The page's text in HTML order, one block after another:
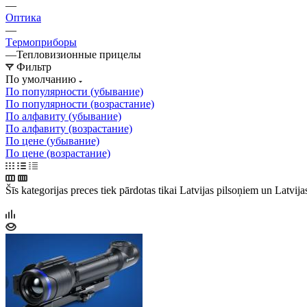
—
Оптика
—
Tермоприборы
—Тепловизионные прицелы
Фильтр
По умолчанию
По популярности (убывание)
По популярности (возрастание)
По алфавиту (убывание)
По алфавиту (возрастание)
По цене (убывание)
По цене (возрастание)
Šīs kategorijas preces tiek pārdotas tikai Latvijas pilsoņiem un